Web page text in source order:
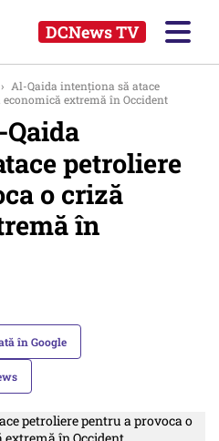
DCNews TV
› Al-Qaida intenţiona să atace
extremă în Occident
petroliere
o criză
în
în Google